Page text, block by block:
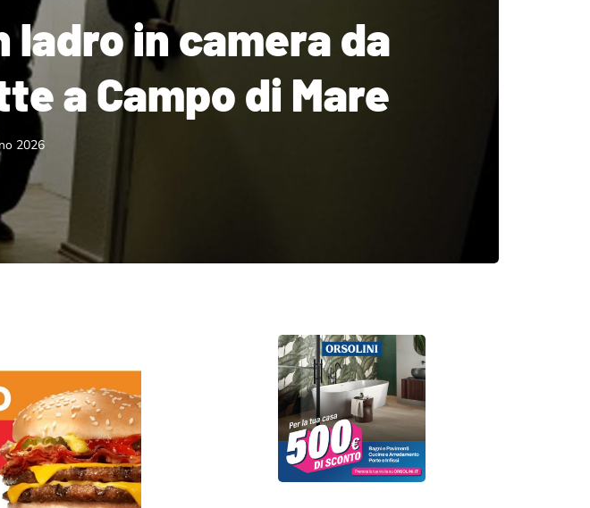
ladro in camera da
a Campo di Mare
2026